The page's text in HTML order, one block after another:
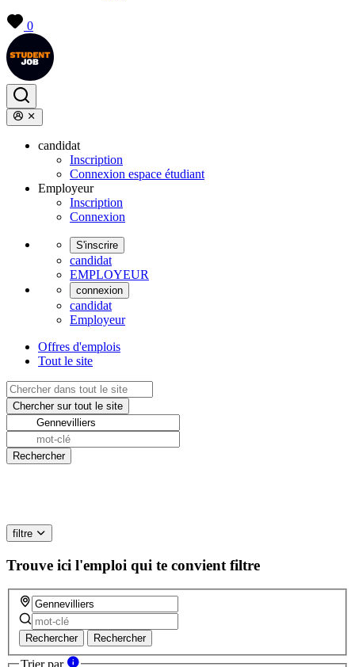
0
candidat
Inscription
Connexion espace étudiant
Employeur
Inscription
Connexion
S'inscrire
candidat
EMPLOYEUR
connexion
candidat
Employeur
Offres d'emplois
Tout le site
filtre
Trouve ici l'emploi qui te convient filtre
Rechercher Rechercher
Trier par